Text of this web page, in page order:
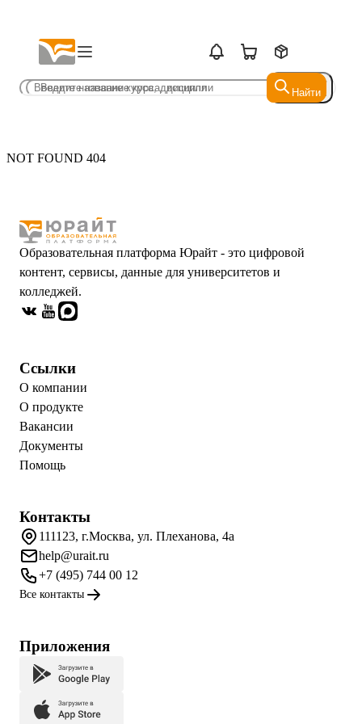
Найти
Найти
NOT FOUND 404
Образовательная платформа Юрайт - это цифровой
контент, сервисы, данные для университетов и
колледжей.
Ссылки
О компании
О продукте
Вакансии
Документы
Помощь
Контакты
111123, г.Москва, ул. Плеханова, 4а
help@urait.ru
+7 (495) 744 00 12
Все контакты
Приложения